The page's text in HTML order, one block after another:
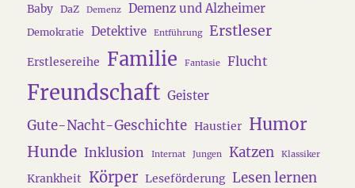
Baby
DaZ Demenz Demenz und Alzheimer
Demokratie Detektive Entführung Erstleser
Erstlesereihe Familie Fantasie Flucht
Freundschaft Geister
Gute-Nacht-Geschichte Haustier Humor
Hunde Inklusion Internat Jungen Katzen Klassiker
Krankheit Körper Leseförderung Lesen lernen